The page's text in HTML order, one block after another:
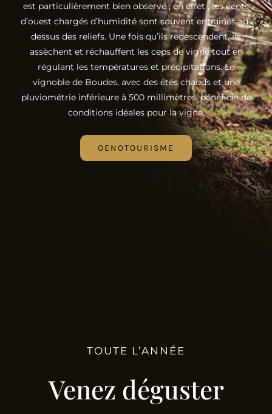
est particulièrement bien observé ; en effet , les vents
d’ouest chargés d’humidité sont souvent entrainés au-
dessus des reliefs. Une fois qu’ils redescendent, ils
assèchent et réchauffent les ceps de vigne tout en
régulant les températures et précipitations. Le
vignoble de Boudes, avec des étés chauds et une
pluviométrie inférieure à 500 millimètres, bénéficie de
conditions idéales pour la vigne.
OENOTOURISME
TOUTE L’ANNÉE
Venez déguster